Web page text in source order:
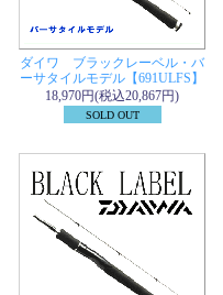
ダイワ ブラックレーベル・バ
ーサタイルモデル【691ULFS】
18,970円(税込20,867円)
SOLD OUT